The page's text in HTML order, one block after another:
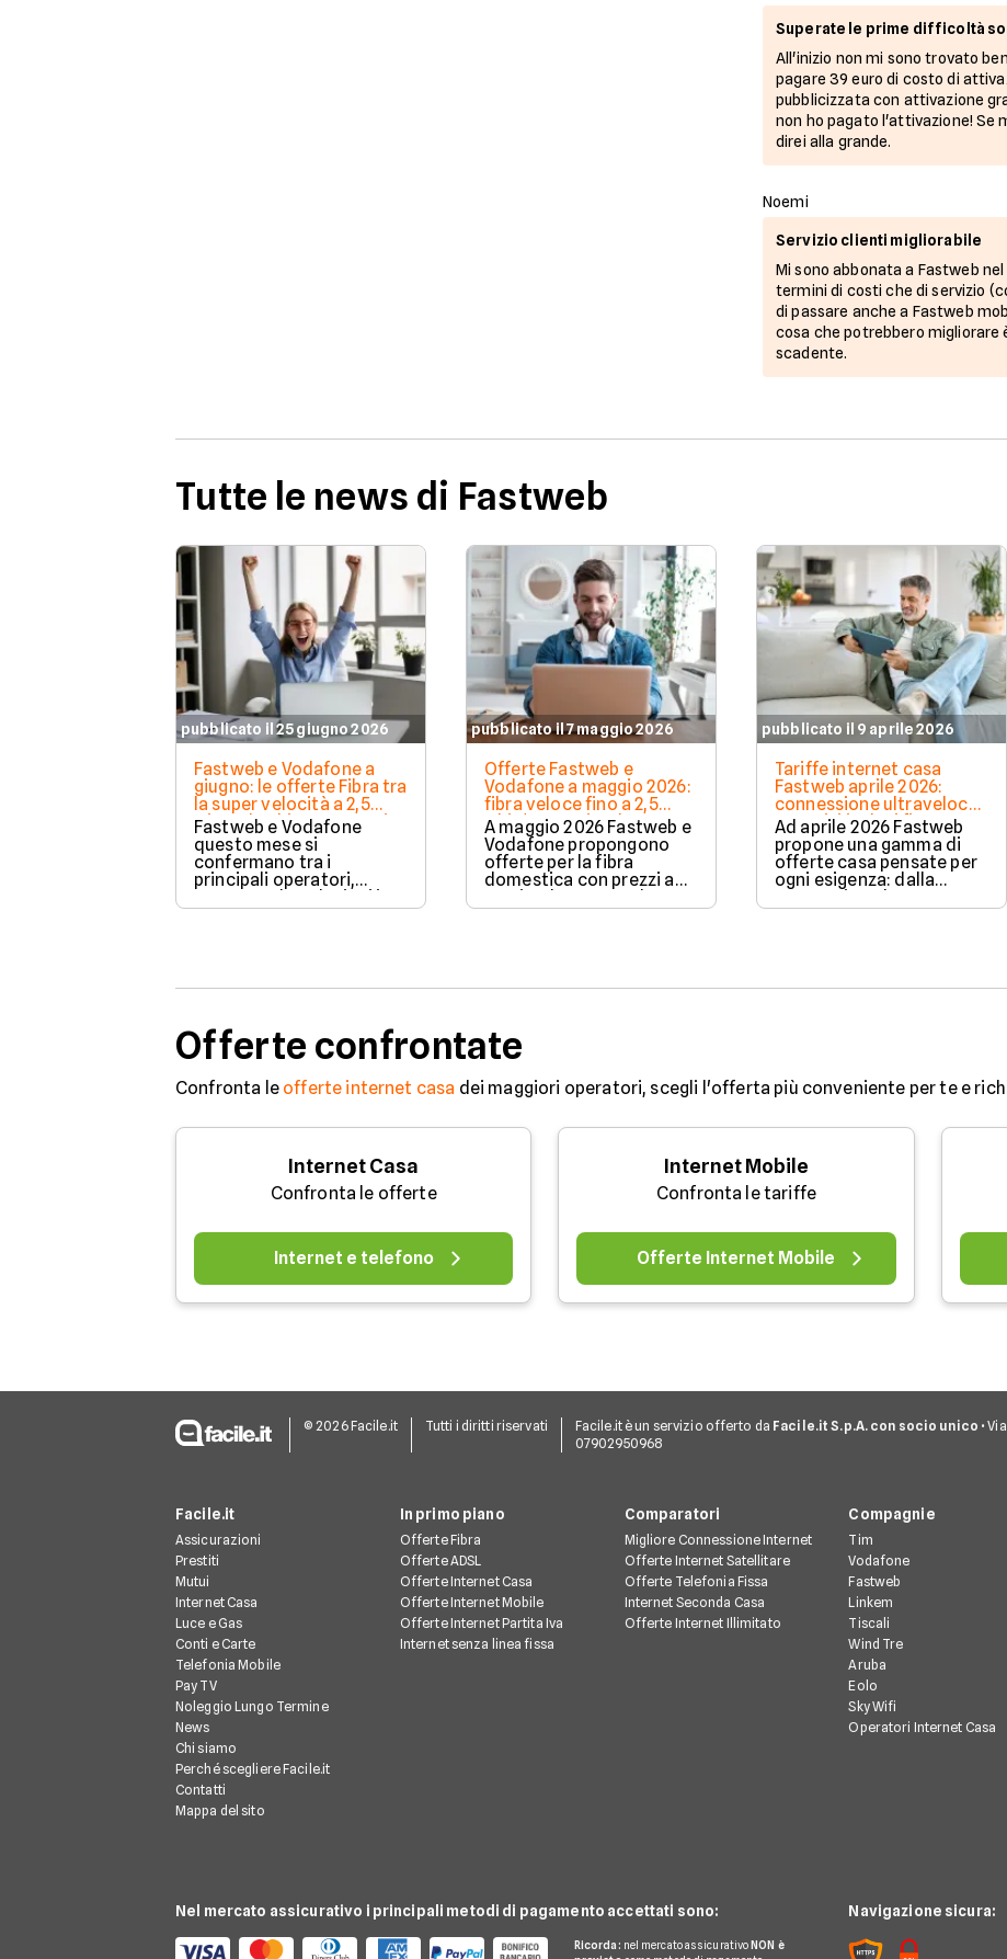
Superate le prime difficoltà
All'inizio non mi sono trovato
pagare 39 euro di costo di
pubblicizzata con attivazione
non ho pagato l'attivazione! Se
direi alla grande.
Noemi
Servizio clienti migliorabile
Mi sono abbonata a Fastweb
termini di costi che di servizio
di passare anche a Fastweb
cosa che potrebbero migliorare
scadente.
Tutte le news di Fastweb
pubblicato il 25 giugno 2026
Fastweb e Vodafone a
giugno: le offerte Fibra tra
la super velocità a 2,5
Giga e le chiamate gratis
Fastweb e Vodafone
questo mese si
confermano tra i
principali operatori,
proponendo soluzioni in
fibra ottica
incluso e costi di
pubblicato il 7 maggio 2026
Offerte Fastweb e
Vodafone a maggio 2026:
fibra veloce fino a 2,5
Gbit/s a partire da 23,95€
A maggio 2026 Fastweb e
Vodafone propongono
offerte per la fibra
domestica con prezzi a
partire da 23,95€ al mese.
Il confronto evidenzia
soluzioni che arrivano
chi cerca risparmio sia
per chi punta alle
pubblicato il 9 aprile 2026
Tariffe internet casa
Fastweb aprile 2026:
connessione ultraveloce
e servizi inclusi fino a 2,5
Gbit/s
Ad aprile 2026 Fastweb
propone una gamma di
offerte casa pensate per
ogni esigenza: dalla
connessione base per
singoli e studenti, fino ai
Offerte confrontate
Confronta le offerte internet casa dei maggiori operatori, scegli l'offerta più conveniente per te e
Internet Casa
Confronta le offerte
Internet e telefono
Internet Mobile
Confronta le tariffe
Offerte Internet Mobile
© 2026 Facile.it Tutti i diritti riservati Facile.it è un servizio offerto da Facile.it S.p.A. con socio unico •
07902950968
Facile.it
Assicurazioni
Prestiti
Mutui
Internet Casa
Luce e Gas
Conti e Carte
Telefonia Mobile
Pay TV
Noleggio Lungo Termine
News
Chi siamo
Perché scegliere Facile.it
Contatti
Mappa del sito
In primo piano
Offerte Fibra
Offerte ADSL
Offerte Internet Casa
Offerte Internet Mobile
Offerte Internet Partita Iva
Internet senza linea fissa
Comparatori
Migliore Connessione Internet
Offerte Internet Satellitare
Offerte Telefonia Fissa
Internet Seconda Casa
Offerte Internet Illimitato
Compagnie
Tim
Vodafone
Fastweb
Linkem
Tiscali
Wind Tre
Aruba
Eolo
Sky Wifi
Operatori Internet Casa
Nel mercato assicurativo i principali metodi di pagamento accettati sono:
Ricorda: nel mercato assicurativo NON è
Navigazione sicura: